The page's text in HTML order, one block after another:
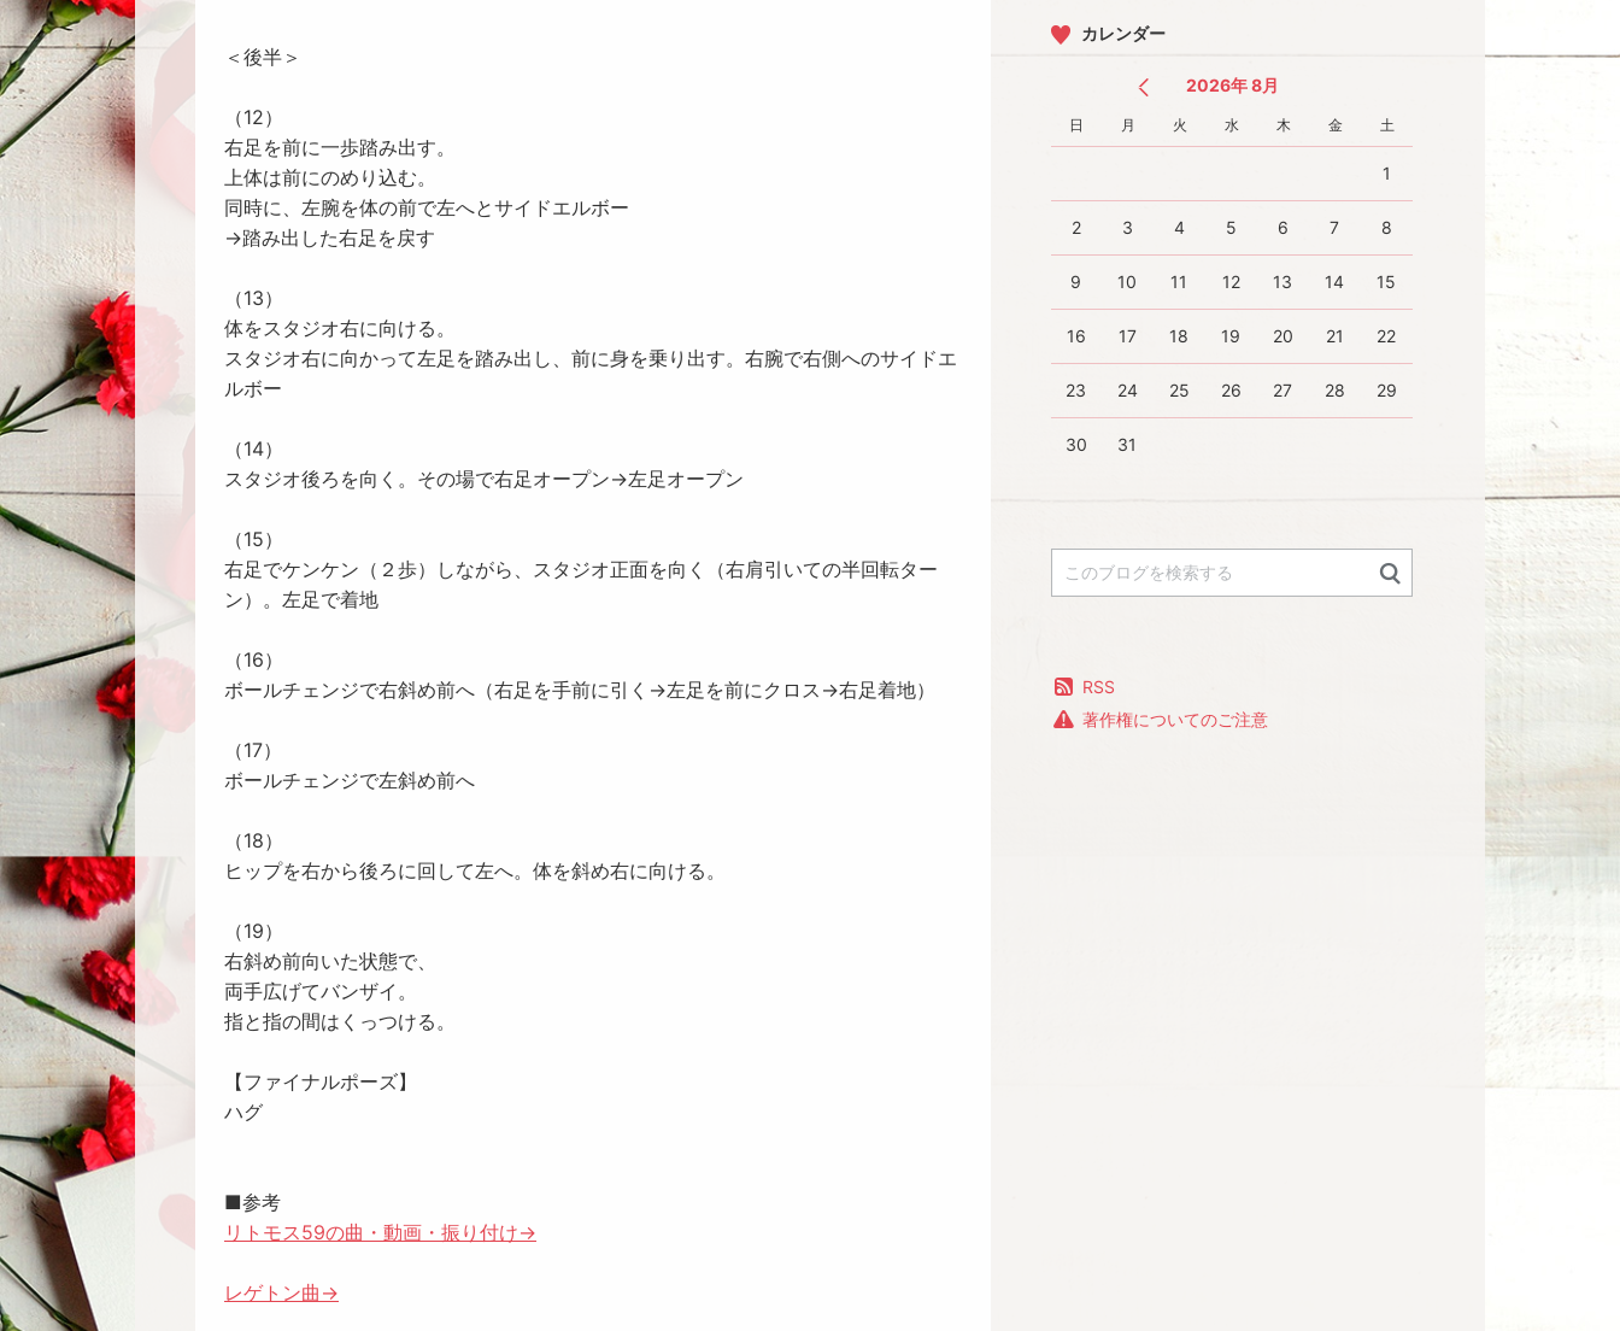
＜後半＞
（12）
右足を前に一歩踏み出す。
上体は前にのめり込む。
同時に、左腕を体の前で左へとサイドエルボー
→踏み出した右足を戻す
（13）
体をスタジオ右に向ける。
スタジオ右に向かって左足を踏み出し、前に身を乗り出す。右腕で右側へのサイドエ
ルボー
（14）
スタジオ後ろを向く。その場で右足オープン→左足オープン
（15）
右足でケンケン（２歩）しながら、スタジオ正面を向く（右肩引いての半回転ター
ン）。左足で着地
（16）
ボールチェンジで右斜め前へ（右足を手前に引く→左足を前にクロス→右足着地）
（17）
ボールチェンジで左斜め前へ
（18）
ヒップを右から後ろに回して左へ。体を斜め右に向ける。
（19）
右斜め前向いた状態で、
両手広げてバンザイ。
指と指の間はくっつける。
【ファイナルポーズ】
ハグ
■参考
リトモス59の曲・動画・振り付け→
レゲトン曲→
カレンダー
2026年 8月
日 月 火 水 木 金 土
1
2 3 4 5 6 7 8
9 10 11 12 13 14 15
16 17 18 19 20 21 22
23 24 25 26 27 28 29
30 31
RSS
著作権についてのご注意